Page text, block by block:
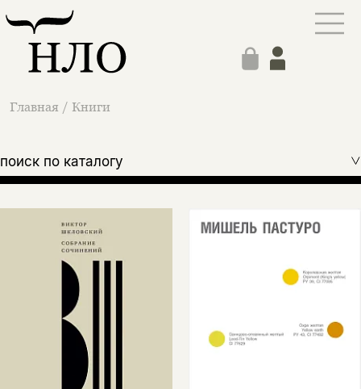
Главная / Книги
поиск по каталогу